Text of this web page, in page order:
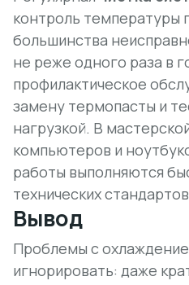
контроль температуры
большинства
не реже одного раза в
профилактическое
замену термопасты и
нагрузкой. В
компьютеров и
работы выполняются
технических
Вывод
Проблемы с
игнорировать: даже